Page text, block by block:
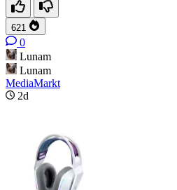
621
0
Lunam
Lunam
MediaMarkt
2d